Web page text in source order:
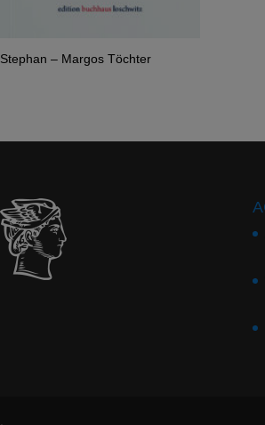
Stephan – Margos Töchter
.